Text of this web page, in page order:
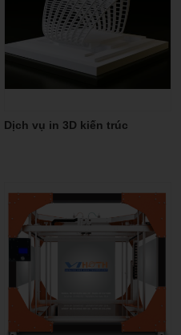
Dịch vụ in 3D kiến trúc